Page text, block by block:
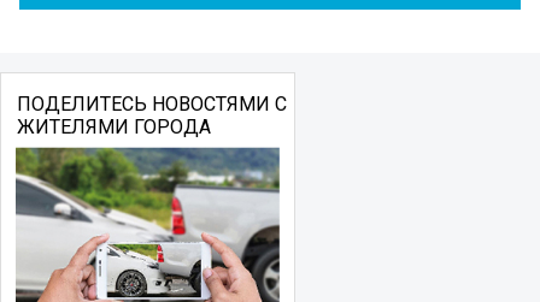
ПОДЕЛИТЕСЬ НОВОСТЯМИ С
ЖИТЕЛЯМИ ГОРОДА